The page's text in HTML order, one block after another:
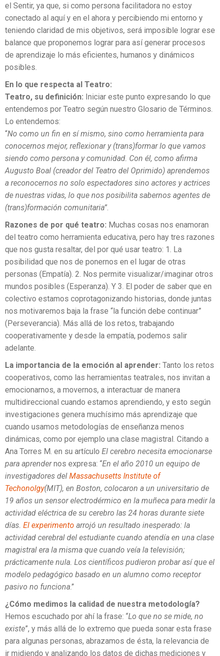
el Sentir, ya que, si como persona facilitadora no estoy
conectado al aquí y en el ahora y percibiendo mi entorno y
teniendo claridad de mis objetivos, será imposible lograr ese
balance que proponemos lograr para así generar procesos
de aprendizaje lo más eficientes, humanos y dinámicos
posibles.
En lo que respecta al Teatro:
Teatro, su definición: Iniciar este punto expresando lo que
entendemos por Teatro según nuestro Glosario de Términos.
Lo entendemos:
“No como un fin en sí mismo, sino como herramienta para
conocernos mejor, reflexionar y (trans)formar lo que vamos
siendo como persona y comunidad. Con él, como afirma
Augusto Boal (creador del Teatro del Oprimido) aprendemos
a reconocernos no solo espectadores sino actores y actrices
de nuestras vidas, lo que nos posibilita sabernos agentes de
(trans)formación comunitaria”
Razones de por qué teatro: Muchas cosas nos enamoran
del teatro como herramienta educativa, pero hay tres razones
que nos gusta resaltar, del por qué usar teatro: 1. La
posibilidad que nos de ponernos en el lugar de otras
personas (Empatía). 2. Nos permite visualizar/imaginar otros
mundos posibles (Esperanza). Y 3. El poder de saber que en
colectivo estamos coprotagonizando historias, donde juntas
nos motivaremos baja la frase “la función debe continuar”
(Perseverancia). Más allá de los retos, trabajando
cooperativamente y desde la empatía, podemos salir
adelante.
La importancia de la emoción al aprender: Tanto los retos
cooperativos, como las herramientas teatrales, nos invitan a
emocionarnos, a movernos, a interactuar de manera
multidireccional cuando estamos aprendiendo, y esto según
investigaciones genera muchísimo más aprendizaje que
cuando usamos metodologías de enseñanza menos
dinámicas, como por ejemplo una clase magistral. Citando a
Ana Torres M. en su artículo El cerebro necesita emocionarse
para aprendernos expresa: “En el año 2010 un equipo de
investigadores del Massachusetts Institute of
Techonolgy(MIT), en Boston, colocaron a un universitario de
19 años un sensor electrodérmico en la muñeca para medir la
actividad eléctrica de su cerebro las 24 horas durante siete
días. El experimento arrojó un resultado inesperado: la
actividad cerebral del estudiante cuando atendía en una clase
magistral era la misma que cuando veía la televisión;
prácticamente nula. Los científicos pudieron probar así que el
modelo pedagógico basado en un alumno como receptor
pasivo no funciona.”
¿Cómo medimos la calidad de nuestra metodología?
Hemos escuchado por ahí la frase: “Lo que no se mide, no
existe”, y más allá de lo extremo que pueda sonar esta frase
para algunas personas, abrazamos de ésta, la relevancia de
ir midiendo y analizando los datos de dichas mediciones y